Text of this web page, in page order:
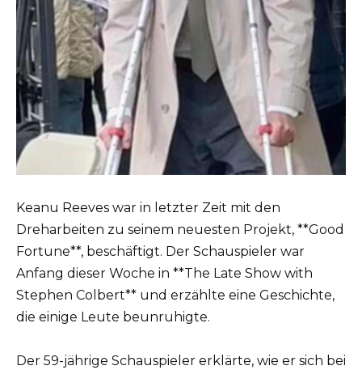
Keanu Reeves war in letzter Zeit mit den
Dreharbeiten zu seinem neuesten Projekt, **Good
Fortune**, beschäftigt. Der Schauspieler war
Anfang dieser Woche in **The Late Show with
Stephen Colbert** und erzählte eine Geschichte,
die einige Leute beunruhigte.
Der 59-jährige Schauspieler erklärte, wie er sich bei